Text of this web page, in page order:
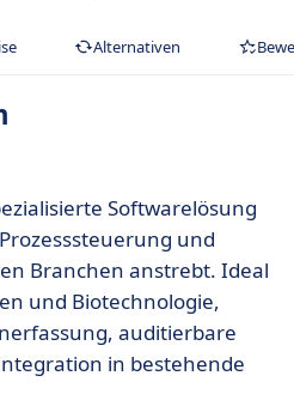
Alternativen
Softwarelösung
und
Branchen anstrebt. Ideal
und Biotechnologie,
auditierbare
in bestehende